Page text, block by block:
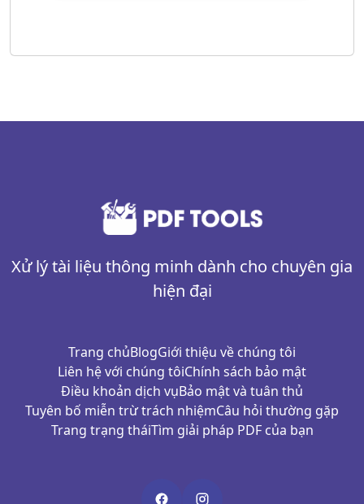
Xử lý tài liệu thông minh dành cho chuyên gia
hiện đại
Trang chủBlogGiới thiệu về chúng tôi
Liên hệ với chúng tôiChính sách bảo mật
Điều khoản dịch vụBảo mật và tuân thủ
Tuyên bố miễn trừ trách nhiệmCâu hỏi thường gặp
Trang trạng tháiTìm giải pháp PDF của bạn